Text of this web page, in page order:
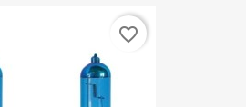
favorite_border